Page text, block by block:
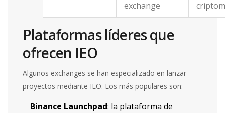
exchange
Plataformas líderes que
ofrecen IEO
Algunos exchanges se han especializado en lanzar
proyectos mediante IEO. Los más populares son:
Binance Launchpad: la plataforma de